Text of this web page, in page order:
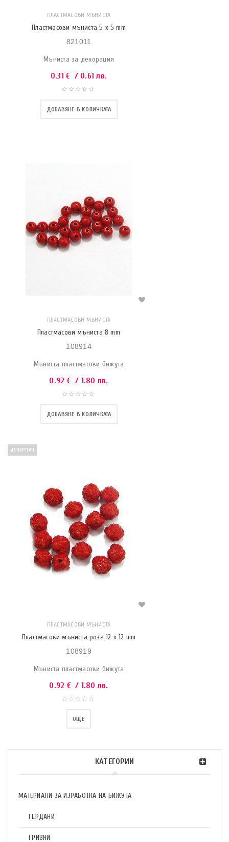
КАТЕГОРИИ
МАТЕРИАЛИ ЗА ИЗРАБОТКА НА БИЖУТА
ГЕРДАНИ
ГРИВНИ
ПЛАСТМАСОВИ МЪНИСТА
Пластмасови мъниста 5 x 5 mm
821011
Мъниста за декорация
0.31€ / 0.61 лв.
ДОБАВЯНЕ В КОЛИЧКАТА
ПЛАСТМАСОВИ МЪНИСТА
Пластмасови мъниста 8 mm
108914
Мъниста пластмасови бижута
0.92 € / 1.80 лв.
ДОБАВЯНЕ В КОЛИЧКАТА
ИЗЧЕРПАН
ПЛАСТМАСОВИ МЪНИСТА
Пластмасови мъниста роза 12 x 12 mm
108919
Мъниста пластмасови бижута
0.92 € / 1.80 лв.
ОЩЕ